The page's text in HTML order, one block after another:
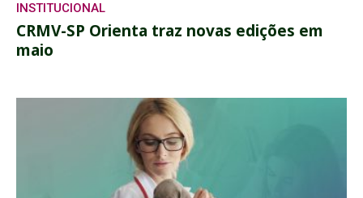
INSTITUCIONAL
CRMV-SP Orienta traz novas edições em
maio